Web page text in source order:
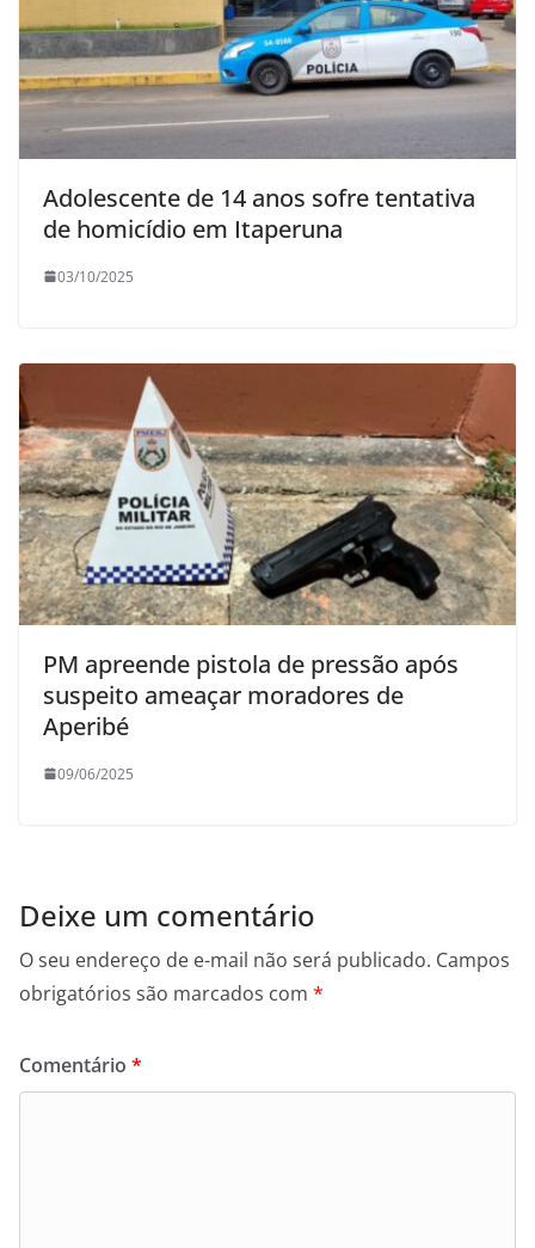
Adolescente de 14 anos sofre tentativa
de homicídio em Itaperuna
03/10/2025
PM apreende pistola de pressão após
suspeito ameaçar moradores de
Aperibé
09/06/2025
Deixe um comentário
O seu endereço de e-mail não será publicado. Campos
obrigatórios são marcados com *
Comentário *